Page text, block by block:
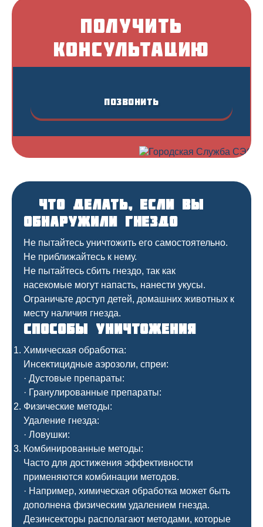
Получить
консультацию
Позвонить
Что делать, если вы
обнаружили гнездо
Не пытайтесь уничтожить его самостоятельно.
Не приближайтесь к нему.
Не пытайтесь сбить гнездо, так как
насекомые могут напасть, нанести укусы.
Ограничьте доступ детей, домашних животных к
месту наличия гнезда.
Способы уничтожения
Химическая обработка:
Инсектицидные аэрозоли, спреи:
· Дустовые препараты:
· Гранулированные препараты:
Физические методы:
Удаление гнезда:
· Ловушки:
Комбинированные методы:
Часто для достижения эффективности
применяются комбинации методов.
· Например, химическая обработка может быть
дополнена физическим удалением гнезда.
Дезинсекторы располагают методами, которые